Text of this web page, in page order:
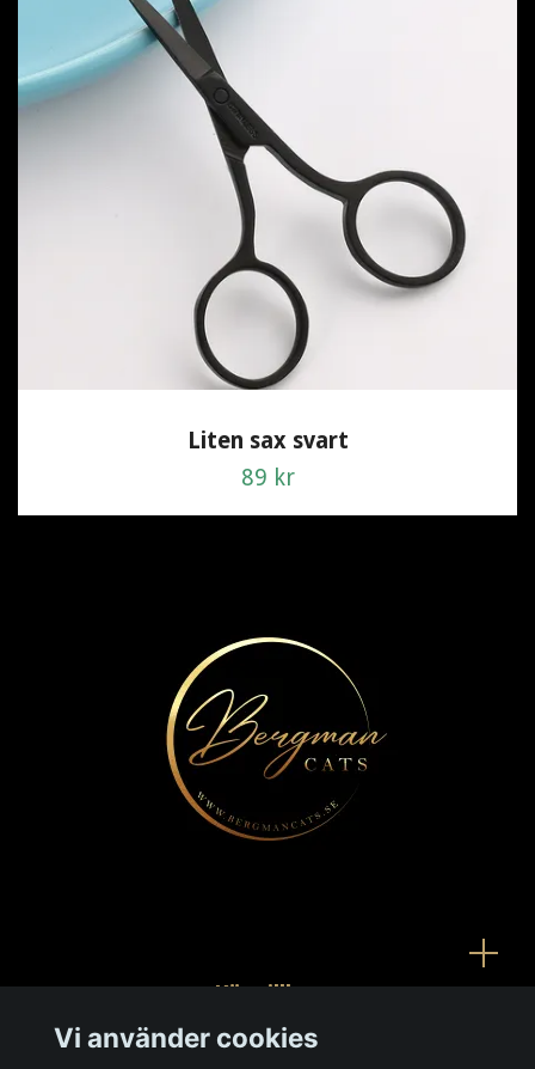
Liten sax svart
89 kr
Köpvillkor
Kontakt
Vi använder cookies